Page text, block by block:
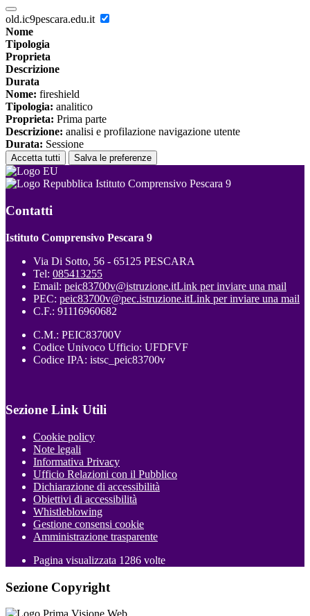
old.ic9pescara.edu.it
Nome
Tipologia
Proprieta
Descrizione
Durata
Nome: fireshield
Tipologia: analitico
Proprieta: Prima parte
Descrizione: analisi e profilazione navigazione utente
Durata: Sessione
Accetta tutti Salva le preferenze
Istituto Comprensivo Pescara 9
Contatti
Istituto Comprensivo Pescara 9
Via Di Sotto, 56 - 65125 PESCARA
Tel: 085413255
Email: peic83700v@istruzione.itLink per inviare una mail
PEC: peic83700v@pec.istruzione.itLink per inviare una mail
C.F.: 91116960682
C.M.: PEIC83700V
Codice Univoco Ufficio: UFDFVF
Codice IPA: istsc_peic83700v
Sezione Link Utili
Cookie policy
Note legali
Informativa Privacy
Ufficio Relazioni con il Pubblico
Dichiarazione di accessibilità
Obiettivi di accessibilità
Whistleblowing
Gestione consensi cookie
Amministrazione trasparente
Pagina visualizzata 1286 volte
Sezione Copyright